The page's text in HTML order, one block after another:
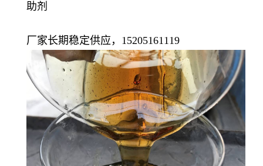
助剂
厂家长期稳定供应，15205161119